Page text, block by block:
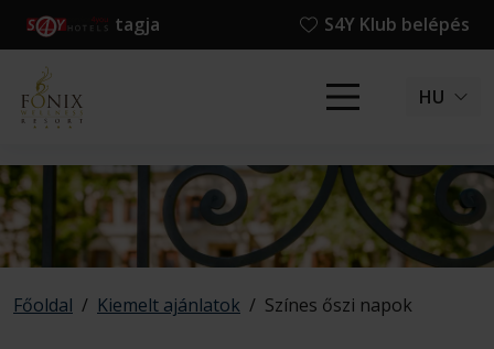
tagja S4Y Klub belépés
HU
Főoldal / Kiemelt ajánlatok / Színes őszi napok